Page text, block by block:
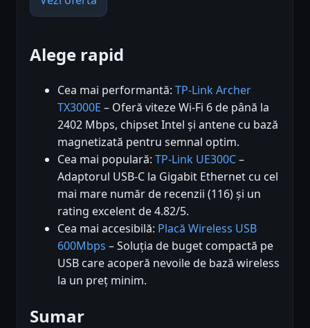
Alege rapid
Cea mai performantă: TP-Link Archer
TX3000E – Oferă viteze Wi-Fi 6 de până la
2402 Mbps, chipset Intel și antene cu bază
magnetizată pentru semnal optim.
Cea mai populară: TP-Link UE300C–
Adaptorul USB-C la Gigabit Ethernet cu cel
mai mare număr de recenzii (116) și un
rating excelent de 4.82/5.
Cea mai accesibilă: Placă Wireless USB
600Mbps – Soluția de buget compactă pe
USB care acoperă nevoile de bază wireless
la un preț minim.
Sumar